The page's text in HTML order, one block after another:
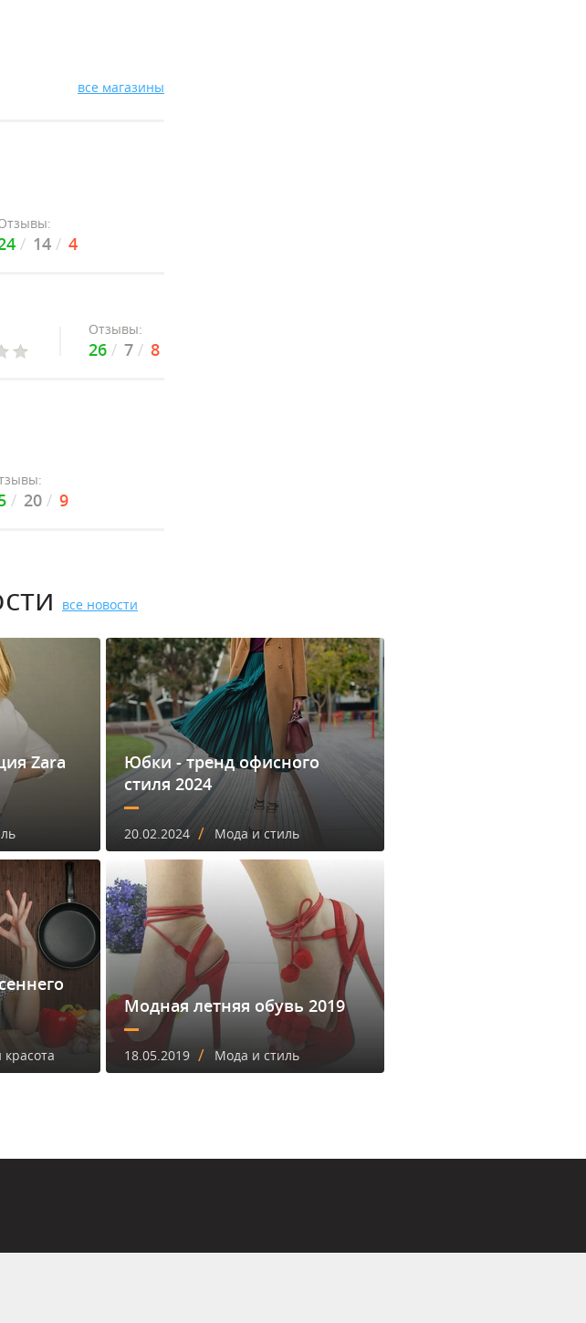
все магазины
14 4
Отзывы:
26 7 8
20 9
все новости
Zara
Юбки - тренд офисного
стиля 2024
20.02.2024 / Мода и стиль
Модная летняя обувь 2019
18.05.2019 / Мода и стиль